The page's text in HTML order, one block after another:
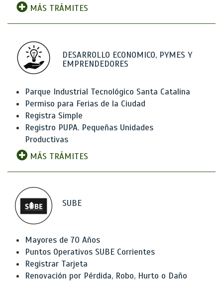
MÁS TRÁMITES
DESARROLLO ECONOMICO, PYMES Y
EMPRENDEDORES
Parque Industrial Tecnológico Santa Catalina
Permiso para Ferias de la Ciudad
Registra Simple
Registro PUPA. Pequeñas Unidades
Productivas
MÁS TRÁMITES
SUBE
Mayores de 70 Años
Puntos Operativos SUBE Corrientes
Registrar Tarjeta
Renovación por Pérdida, Robo, Hurto o Daño